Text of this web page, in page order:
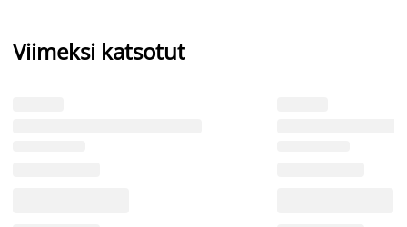
Viimeksi katsotut